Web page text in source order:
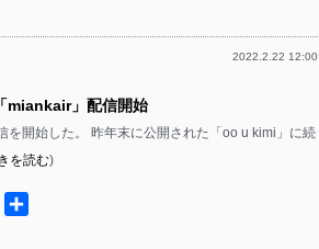
2022.2.22 12:00
miankair」配信開始
開始した。 昨年末に公開された「oo u kimi」に続
を読む)
Mixi